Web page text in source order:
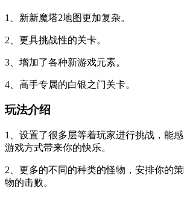
1、新新魔塔2地图更加复杂。
2、更具挑战性的关卡。
3、增加了各种新游戏元素。
4、高手专属的白银之门关卡。
玩法介绍
1、设置了很多层等着玩家进行挑战，能
游戏方式带来你的快乐。
2、更多的不同的种类的怪物，安排你的
物的击败。